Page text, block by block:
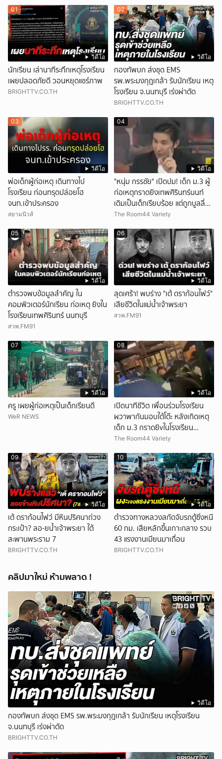
วิดีโอ
01
นักเรียน เล่านาทีระทึกเหตุโรงเรียน
เผยปลอดภัยดี วอนหยุดแชร์ภาพ
BRIGHTTV.CO.TH
วิดีโอ
02
กองทัพบก ส่งชุด EMS
รพ.พระมงกุฎเกล้า รับนักเรียน เหตุ
โรงเรียน จ.นนทบุรี เร่งผ่าตัด
BRIGHTTV.CO.TH
วิดีโอ
03
พ่อเด็กผู้ก่อเหตุ เดินทางไป
โรงเรียน ก่อนทรุดปล่อยโฮ
จนท.เข้าประครอง
สยามนิวส์
วิดีโอ
04
"หนุ่ม กรรชัย" เปิดปม! เด็ก ม.3 ผู้
ก่อเหตุกราดยิงเทพศิรินทร์นนท์
เดิมเป็นเด็กเรียบร้อย แต่ถูกบูลลี่
หนัก คาดแรงกดดันสะสมกลายเป็น
The Room44 Variety
วิดีโอ
05
ตำรวจพบข้อมูลสำคัญ ใน
คอมพิวเตอร์นักเรียน ก่อเหตุ ยิงใน
โรงเรียนเทพศิรินทร์ นนทบุรี
สวพ.FM91
วิดีโอ
06
สุดเศร้า! พบร่าง "เต้ ดราก้อนไฟว์"
เสียชีวิตในแม่น้ำเจ้าพระยา
สวพ.FM91
วิดีโอ
07
ครู เผยผู้ก่อเหตุเป็นเด็กเรียนดี
WeR NEWS
วิดีโอ
08
เปิดนาทีชีวิต เพื่อนร่วมโรงเรียน
ผวาพากันมอบใต้โต๊ะ หลังเกิดเหตุ
เด็ก ม.3 กราดยิvในโรงเรียน
เทพศิรินทร์นนท์ แบบไม่เลือกหน้า
The Room44 Variety
วิดีโอ
09
เต้ ดราก้อนไฟว์ มีหินปริศนาถ่วง
กระเป๋า? ลอ-ยน้ำเจ้าพระยา ใต้
สะพานพระราม 7
BRIGHTTV.CO.TH
วิดีโอ
10
ตำรวจทางหลวงสกัดจับรถตู้ซิ่งหนี
60 กม. เสียหลักขึ้นเกาะกลาง รวบ
43 แรงงานเมียนมาเถื่อน
BRIGHTTV.CO.TH
คลิปมาใหม่ ห้ามพลาด !
วิดีโอ
กองทัพบก ส่งชุด EMS รพ.พระมงกุฎเกล้า รับนักเรียน เหตุโรงเรียน
จ.นนทบุรี เร่งผ่าตัด
BRIGHTTV.CO.TH